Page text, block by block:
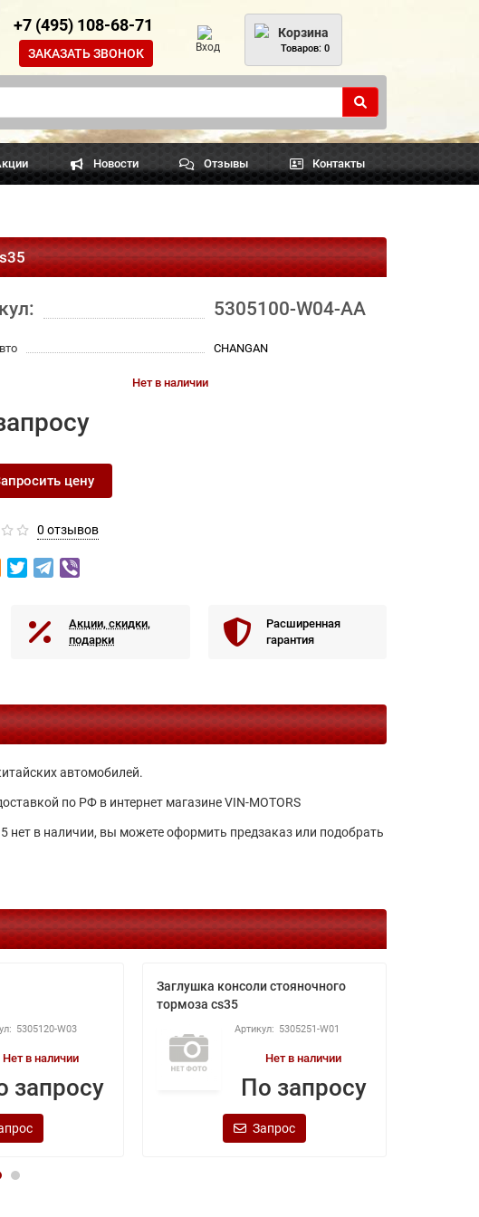
+7 (495) 108-68-71
ЗАКАЗАТЬ ЗВОНОК Вход
Корзина
Товаров: 0
Новости Отзывы Контакты
5305100-W04-AA
CHANGAN
Нет в наличии
цену
0 отзывов
Акции, скидки,
подарки
Расширенная
гарантия
автомобилей.
по РФ в интернет магазине VIN-MOTORS
нет в наличии, вы можете оформить предзаказ или подобрать
5305120-W03
Нет в наличии
запросу
Заглушка консоли стояночного
тормоза cs35
5305251-W01
Нет в наличии
По запросу
Запрос